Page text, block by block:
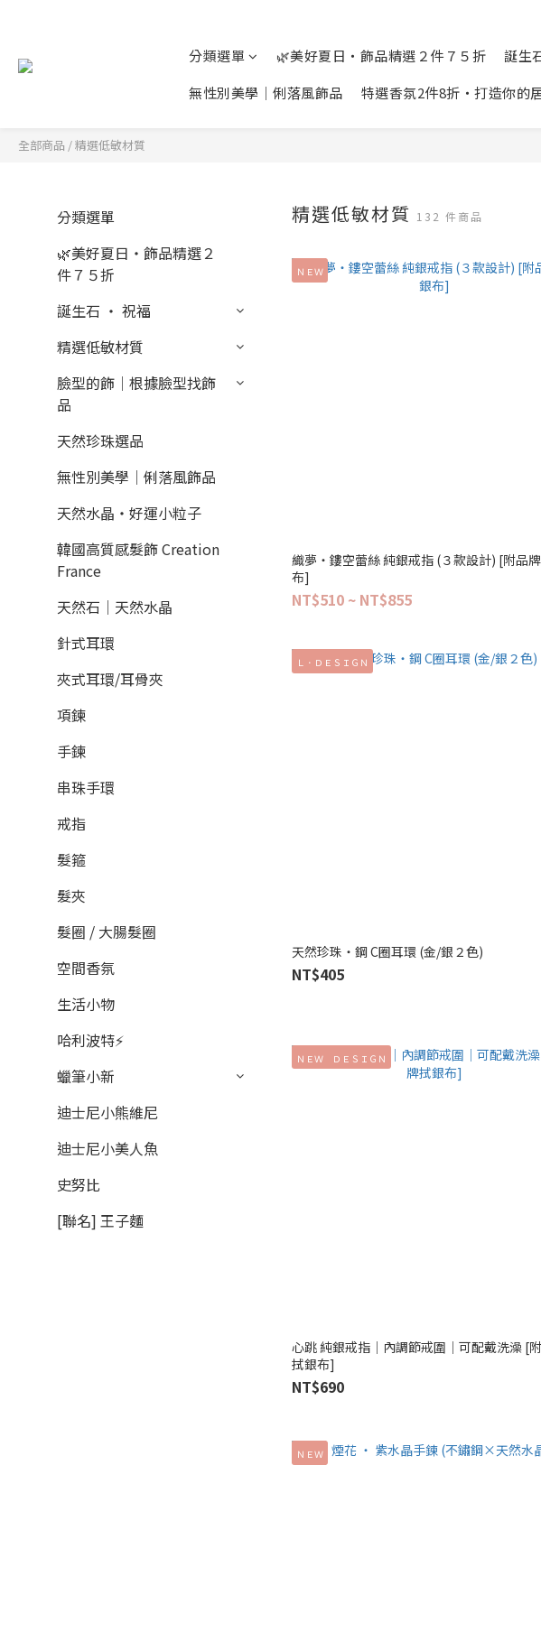
分類選單 🌿美好夏日‧飾品精選２件７５折 誕生
無性別美學│俐落風飾品
特選香氛2件8折‧打造你的
全部商品 /精選低敏材質
分類選單
🌿美好夏日‧飾品精選２
件７５折
誕生石 ‧ 祝福
精選低敏材質
臉型的飾│根據臉型找飾
品
天然珍珠選品
無性別美學│俐落風飾品
天然水晶‧好運小粒子
韓國高質感髮飾 Creation
France
天然石│天然水晶
針式耳環
夾式耳環/耳骨夾
項鍊
手鍊
串珠手環
戒指
髮箍
髮夾
髮圈 / 大腸髮圈
空間香氛
生活小物
哈利波特⚡
蠟筆小新
迪士尼小熊維尼
迪士尼小美人魚
史努比
[聯名] 王子麵
精選低敏材質 132 件商品
ＮＥＷ
織夢‧鏤空蕾絲 純銀戒指 (３款設計) [附品
布]
NT$510 ~ NT$855
Ｌ．ＤＥＳＩＧＮ
天然珍珠‧鋼 C圈耳環 (金/銀２色)
NT$405
ＮＥＷ ＤＥＳＩＧＮ
心跳 純銀戒指│內調節戒圍│可配戴洗澡 [
拭銀布]
NT$690
ＮＥＷ